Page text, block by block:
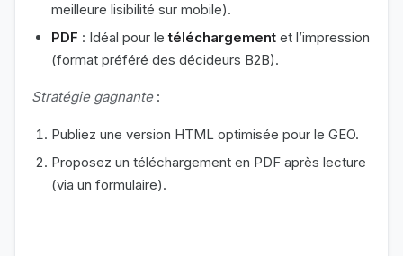
meilleure lisibilité sur mobile).
PDF : Idéal pour letéléchargement et l’impression
(format préféré des décideurs B2B).
Stratégie gagnante:
Publiez une version HTML optimisée pour le GEO.
Proposez un téléchargement en PDF après lecture
(via un formulaire).